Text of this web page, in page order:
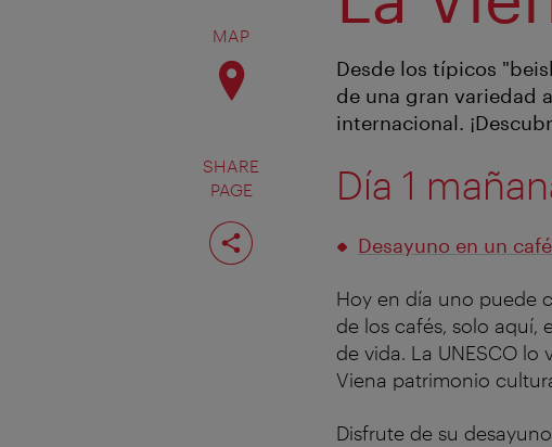
MAP
SHARE
PAGE
Share
page
Desde los típicos
de una gran variedad
internacional.
Día 1
Desayuno en un
Hoy en día uno puede
de los cafés, solo aquí,
de vida. La UNESCO
Viena patrimonio
Disfrute de su